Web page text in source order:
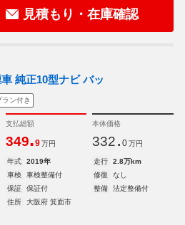
見積もり・在庫確認
純正10型ナビ バッ
ラン付き
支払総額
349.9 万円
本体価格
332. 0 万円
年式 2019年 走行
2.8万km
車検
車検整備付 修復
なし
保証
保証付 整備
法定整備付
住所
大阪府 箕面市